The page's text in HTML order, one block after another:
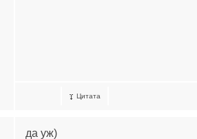
Цитата
да уж)